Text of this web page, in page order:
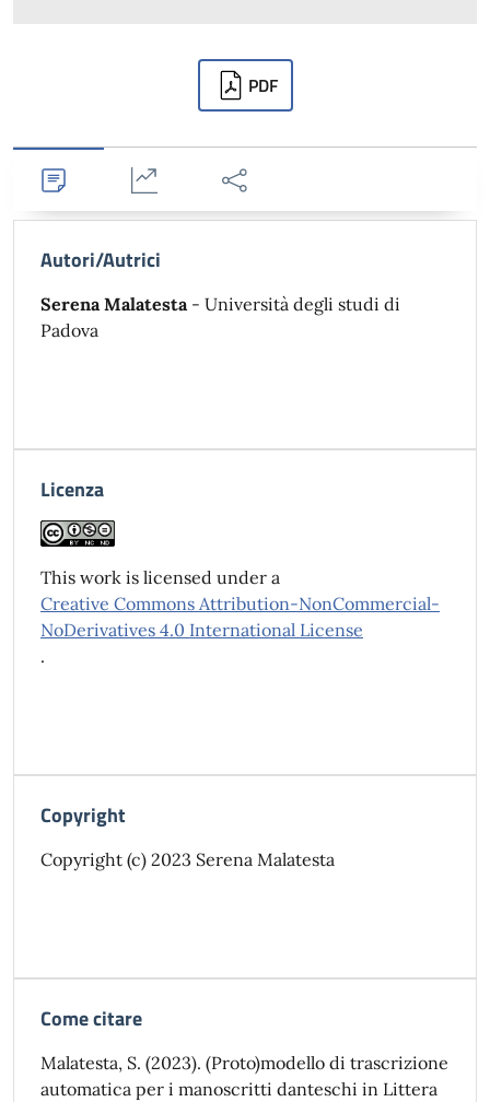
PDF
Dettagli Statistiche Condividi
Autori/Autrici
Serena Malatesta - Università degli studi di
Padova
Licenza
This work is licensed under a
Creative Commons Attribution-NonCommercial-
NoDerivatives 4.0 International License
.
Copyright
Copyright (c) 2023 Serena Malatesta
Come citare
Malatesta, S. (2023). (Proto)modello di trascrizione
automatica per i manoscritti danteschi in Littera